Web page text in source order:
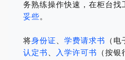
务熟练操作快速，在柜台找
妥些。
将身份证 、 学费请求书 （电
认定书 、 入学许可书
（按